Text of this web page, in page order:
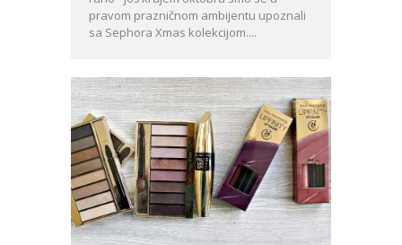
pravom prazničnom ambijentu upoznali
sa Sephora Xmas kolekcijom....